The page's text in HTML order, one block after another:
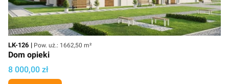
Kod
LK-126 Powierzchnia użytkowa
Pow. uż.: 1662,50 m²
Dom opieki
Cena projektu
8 000,00 zł